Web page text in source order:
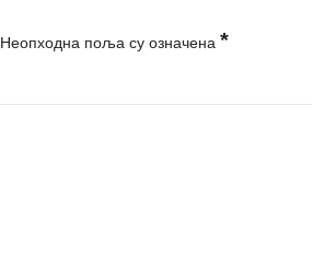
Неопходна поља су означена *